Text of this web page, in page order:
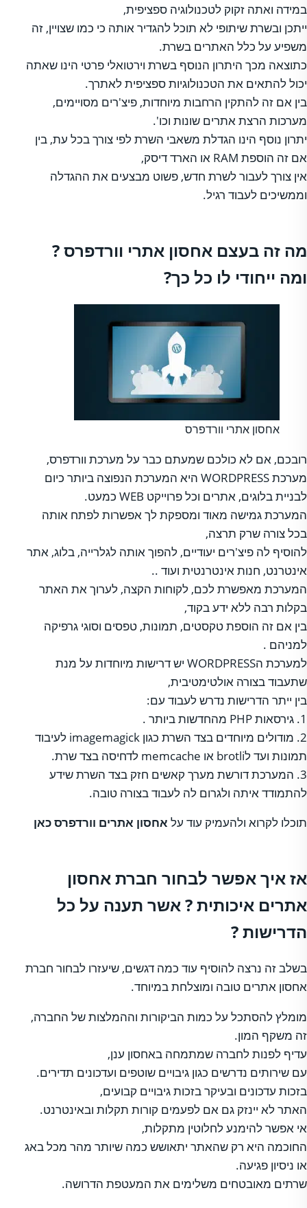
במידה ואתה זקוק לטכנולוגיה ספציפית,
ייתכן ובשרת שיתופי לא תוכל להגדיר אותה כי כמו שצויין, זה
משפיע על כלל האתרים בשרת.
כתוצאה מכך היתרון הנוסף בשרת וירטואלי פרטי הינו שאתה
יכול להתאים את הטכנולוגיות ספציפית לאתרך.
בין אם זה להתקין הרחבות מיוחדות, פיצ'רים מסויימים,
מערכות הרצת אתרים שונות וכו'.
יתרון נוסף הינו הגדלת משאבי השרת לפי צורך בכל עת, בין
אם זה הוספת RAM או הארד דיסק,
אין צורך לעבור לשרת חדש, פשוט מבצעים את ההגדלה
וממשיכים לעבוד רגיל.
מה זה בעצם אחסון אתרי וורדפרס ?
ומה ייחודי לו כל כך?
אחסון אתרי וורדפרס
רובכם, אם לא כולכם שמעתם כבר על מערכת וורדפרס,
מערכת WORDPRESS היא המערכת הנפוצה ביותר כיום
לבניית בלוגים, אתרים וכל פרוייקט WEB כמעט.
המערכת גמישה מאוד ומספקת לך אפשרות לפתח אותה
בכל צורה שרק תרצה,
להוסיף לה פיצ'רים יעודיים, להפוך אותה לגלרייה, בלוג, אתר
אינטרנט, חנות אינטרנטית ועוד ..
המערכת מאפשרת לכם, לקוחות הקצה, לערוך את האתר
בקלות רבה ללא ידע בקוד,
בין אם זה הוספת טקסטים, תמונות, טפסים וסוגי גרפיקה
למניהם .
למערכת הWORDPRESS יש דרישות מיוחדות על מנת
שתעבוד בצורה אולטימטיבית,
בין ייתר הדרישות נדרש לעבוד עם:
1. גירסאות PHP מהחדשות ביותר .
2. מודולים מיוחדים בצד השרת כגון imagemagick לעיבוד
תמונות ועד לbrotli או memcache לדחיסה בצד שרת.
3. המערכת דורשת מערך קאשים חזק בצד השרת שידע
להתמודד איתה ולגרום לה לעבוד בצורה טובה.
תוכלו לקרוא ולהעמיק עוד על אחסון אתרים וורדפרס כאן
אז איך אפשר לבחור חברת אחסון
אתרים איכותית ? אשר תענה על כל
הדרישות ?
בשלב זה נרצה להוסיף עוד כמה דגשים, שיעזרו לבחור חברת
אחסון אתרים טובה ומוצלחת במיוחד.
מומלץ להסתכל על כמות הביקורות וההמלצות של החברה,
זה משקף המון.
עדיף לפנות לחברה שמתמחה באחסון ענן,
עם שירותים נדרשים כגון גיבויים שוטפים ועדכונים תדירים.
בזכות עדכונים ובעיקר בזכות גיבויים קבועים,
האתר לא יינזק גם אם לפעמים קורות תקלות ובאינטרנט.
אי אפשר להימנע לחלוטין מתקלות,
החוכמה היא רק שהאתר יתאושש כמה שיותר מהר מכל באג
או ניסיון פגיעה.
שרתים מאובטחים משלימים את המעטפת הדרושה.